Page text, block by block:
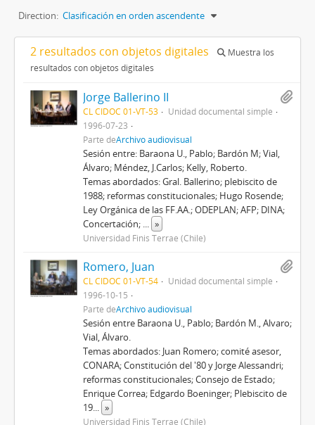
Direction: Clasificación en orden ascendente
2 resultados con objetos digitales
Muestra los
resultados con objetos digitales
Jorge Ballerino II
CL CIDOC 01-VT-53
Unidad documental simple
1996-07-23
Parte deArchivo audiovisual
Sesión entre: Baraona U., Pablo; Bardón M; Vial,
Álvaro; Méndez, J.Carlos; Kelly, Roberto.
Temas abordados: Gral. Ballerino; plebiscito de
1988; reformas constitucionales; Hugo Rosende;
Ley Orgánica de las FF.AA.; ODEPLAN; AFP; DINA;
Concertación; ... »
Universidad Finis Terrae (Chile)
Romero, Juan
CL CIDOC 01-VT-54
Unidad documental simple
1996-10-15
Parte deArchivo audiovisual
Sesión entre Baraona U., Pablo; Bardón M., Alvaro;
Vial, Álvaro.
Temas abordados: Juan Romero; comité asesor,
CONARA; Constitución del '80 y Jorge Alessandri;
reformas constitucionales; Consejo de Estado;
Enrique Correa; Edgardo Boeninger; Plebiscito de
19... »
Universidad Finis Terrae (Chile)